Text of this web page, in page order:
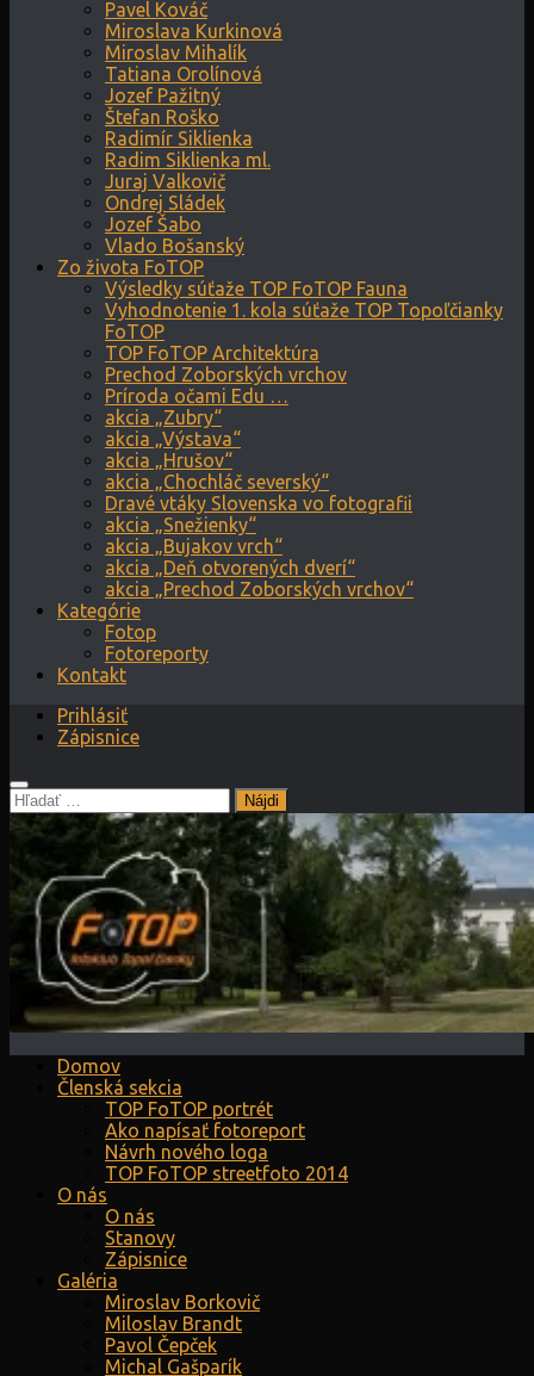
Pavel Kováč
Miroslava Kurkinová
Miroslav Mihalík
Tatiana Orolínová
Jozef Pažitný
Štefan Roško
Radimír Siklienka
Radim Siklienka ml.
Juraj Valkovič
Ondrej Sládek
Jozef Šabo
Vlado Bošanský
Zo života FoTOP
Výsledky súťaže TOP FoTOP Fauna
Vyhodnotenie 1. kola súťaže TOP Topoľčianky
FoTOP
TOP FoTOP Architektúra
Prechod Zoborských vrchov
Príroda očami Edu …
akcia „Zubry“
akcia „Výstava“
akcia „Hrušov“
akcia „Chochláč severský“
Dravé vtáky Slovenska vo fotografii
akcia „Snežienky“
akcia „Bujakov vrch“
akcia „Deň otvorených dverí“
akcia „Prechod Zoborských vrchov“
Kategórie
Fotop
Fotoreporty
Kontakt
Prihlásiť
Zápisnice
Hľadať:
Domov
Členská sekcia
TOP FoTOP portrét
Ako napísať fotoreport
Návrh nového loga
TOP FoTOP streetfoto 2014
O nás
O nás
Stanovy
Zápisnice
Galéria
Miroslav Borkovič
Miloslav Brandt
Pavol Čepček
Michal Gašparík